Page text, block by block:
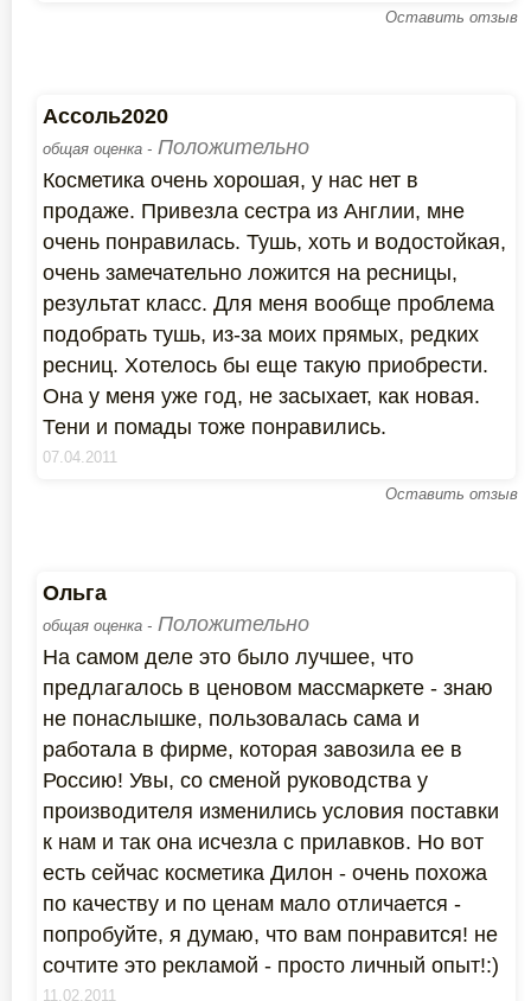
Оставить отзыв
Ассоль2020
общая оценка - Положительно
Косметика очень хорошая, у нас нет в
продаже. Привезла сестра из Англии, мне
очень понравилась. Тушь, хоть и водостойкая,
очень замечательно ложится на ресницы,
результат класс. Для меня вообще проблема
подобрать тушь, из-за моих прямых, редких
ресниц. Хотелось бы еще такую приобрести.
Она у меня уже год, не засыхает, как новая.
Тени и помады тоже понравились.
07.04.2011
Оставить отзыв
Ольга
общая оценка - Положительно
На самом деле это было лучшее, что
предлагалось в ценовом массмаркете - знаю
не понаслышке, пользовалась сама и
работала в фирме, которая завозила ее в
Россию! Увы, со сменой руководства у
производителя изменились условия поставки
к нам и так она исчезла с прилавков. Но вот
есть сейчас косметика Дилон - очень похожа
по качеству и по ценам мало отличается -
попробуйте, я думаю, что вам понравится! не
сочтите это рекламой - просто личный опыт!:)
11.02.2011